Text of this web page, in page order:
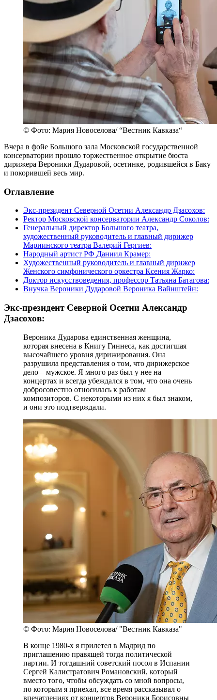
© Фото: Мария Новоселова/ “Вестник Кавказа“
Вчера в фойе Большого зала Московской государственной
консерватории прошло торжественное открытие бюста
дирижера Вероники Дударовой, осетинке, родившейся в Баку
и покорившей весь мир.
Оглавление
Экс-президент Северной Осетии Александр Дзасохов:
Ректор Московской консерватории Александр Соколов:
Генеральный директор Большого театра,
художественный руководитель и главный дирижер
Мариинского театра Валерий Гергиев:
Народный артист РФ Даниил Крамер:
Художественный руководитель и главный дирижер
Женского симфонического оркестра Ксения Жарко:
Доктор искусствоведения, профессор Татьяна Батагова:
Внучка Вероники Дударовой Вероника Вайнштейн:
Экс-президент Северной Осетии Александр
Дзасохов:
Вероника Дударова единственная женщина,
которая внесена в Книгу Гиннеса, как достигшая
высочайшего уровня дирижирования. Она
разрушила представления о том, что дирижерское
дело – мужское. Я много раз был у нее на
концертах и всегда убеждался в том, что она очень
добросовестно относилась к работам
композиторов. С некоторыми из них я был знаком,
и они это подтверждали.
© Фото: Мария Новоселова/ "Вестник Кавказа"
В конце 1980-х я прилетел в Мадрид по
приглашению правящей тогда политической
партии. И тогдашний советский посол в Испании
Сергей Калистратович Романовский, который
вместо того, чтобы обсуждать со мной вопросы,
по которым я приехал, все время рассказывал о
впечатлениях от концертов Вероники Борисовны